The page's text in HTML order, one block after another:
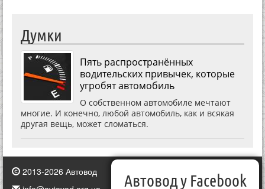
Думки
Пять распространённых
водительских привычек, которые
угробят автомобиль
О собственном автомобиле мечтают
многие. И конечно, любой автомобиль, как и всякая
другая вещь, может сломаться.
2013-2026 Автовод
Автовод у Facebook